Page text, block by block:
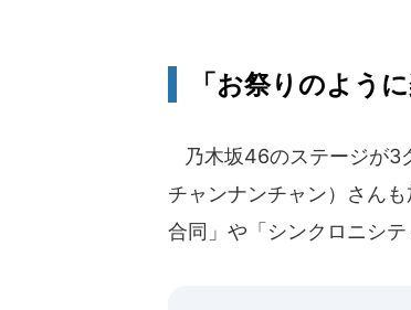
「お祭りのよう
乃木坂46のステージが3
チャンナンチャン）さん
合同」や「シンクロニシ